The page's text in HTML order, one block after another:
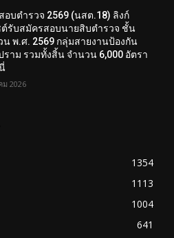
อบตํารวจ 2569 (นสต.18) ลิงก์
ต์รับสมัครสอบนายสิบตำรวจ ชั้น
น พ.ศ. 2569 กลุ่มสายงานป้องกัน
ราม รวมทั้งสิ้น จำนวน 6,000 อัตรา
ม 2026
1354
1113
1004
641